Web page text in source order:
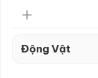
Động Vật